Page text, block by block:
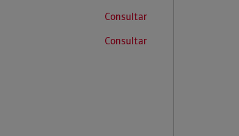
Consultar
Consultar